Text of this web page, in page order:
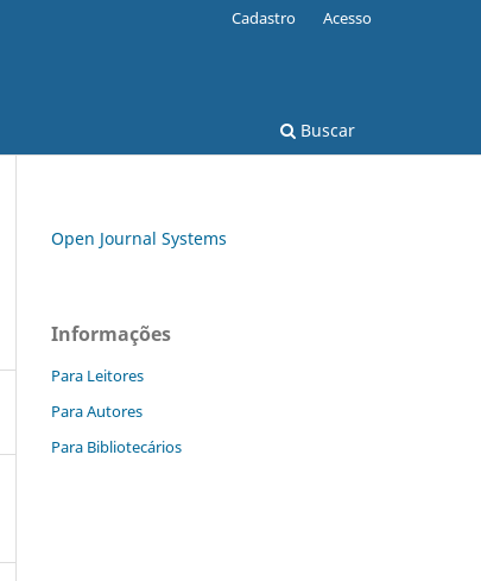
Buscar
Cadastro Acesso
Open Journal Systems
Informações
Para Leitores
Para Autores
Para Bibliotecários